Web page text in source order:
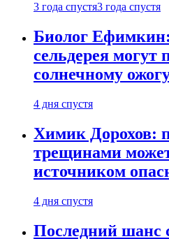
3 года спустя3 года спустя
Биолог
сельдерея могут
солнечному
4 дня спустя
Химик Дорохов:
трещинами
источником
4 дня спустя
Последний шанс